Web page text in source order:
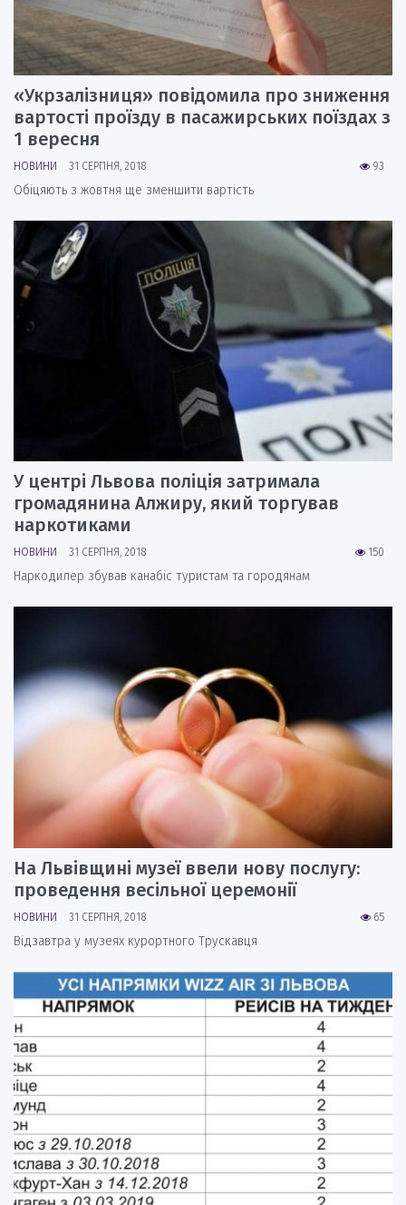
«Укрзалізниця» повідомила про зниження
вартості проїзду в пасажирських поїздах з
1 вересня
93
НОВИНИ 31 СЕРПНЯ, 2018
Обіцяють з жовтня ще зменшити вартість
У центрі Львова поліція затримала
громадянина Алжиру, який торгував
наркотиками
150
НОВИНИ 31 СЕРПНЯ, 2018
Наркодилер збував канабіс туристам та городянам
На Львівщині музеї ввели нову послугу:
проведення весільної церемонії
65
НОВИНИ 31 СЕРПНЯ, 2018
Відзавтра у музеях курортного Трускавця